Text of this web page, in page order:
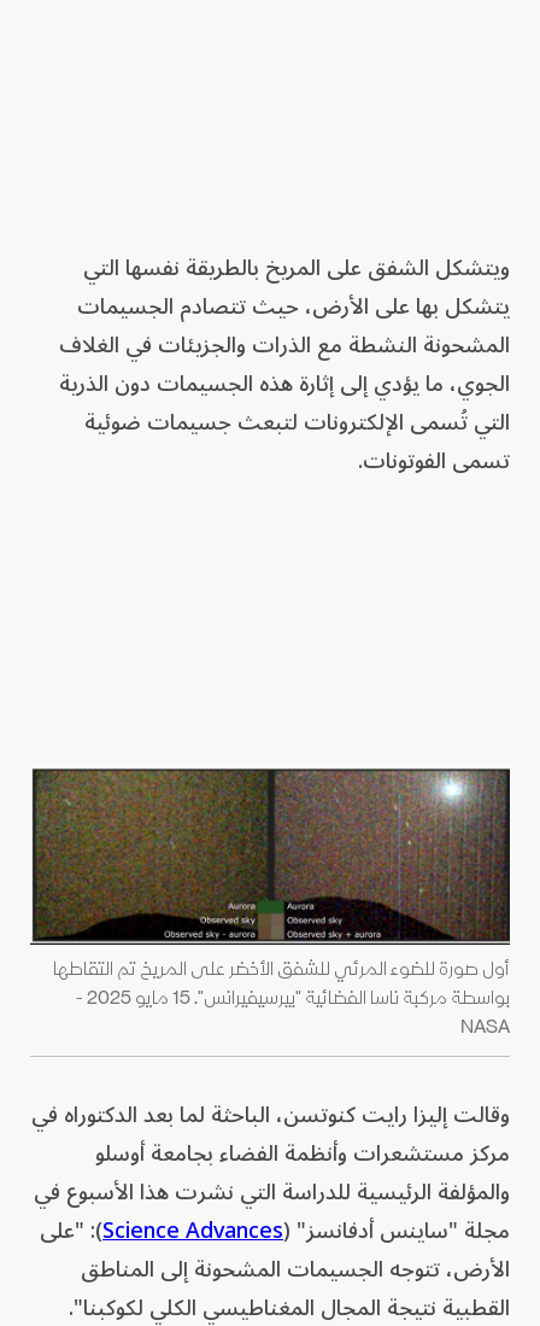
ويتشكل الشفق على المريخ بالطريقة نفسها التي
يتشكل بها على الأرض، حيث تتصادم الجسيمات
المشحونة النشطة مع الذرات والجزيئات في الغلاف
الجوي، ما يؤدي إلى إثارة هذه الجسيمات دون الذرية
التي تُسمى الإلكترونات لتبعث جسيمات ضوئية
تسمى الفوتونات.
أول صورة للضوء المرئي للشفق الأخضر على المريخ تم التقاطها
بواسطة مركبة ناسا الفضائية "بيرسيفيرانس". 15 مايو 2025 -
NASA
وقالت إليزا رايت كنوتسن، الباحثة لما بعد الدكتوراه في
مركز مستشعرات وأنظمة الفضاء بجامعة أوسلو
والمؤلفة الرئيسية للدراسة التي نشرت هذا الأسبوع في
مجلة "ساينس أدفانسز" (Science Advances): "على
الأرض، تتوجه الجسيمات المشحونة إلى المناطق
القطبية نتيجة المجال المغناطيسي الكلي لكوكبنا".